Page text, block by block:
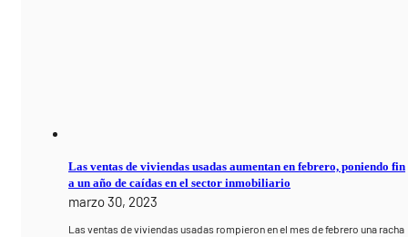
Las ventas de viviendas usadas aumentan en febrero, poniendo fin
a un año de caídas en el sector inmobiliario
marzo 30, 2023
Las ventas de viviendas usadas rompieron en el mes de febrero una racha